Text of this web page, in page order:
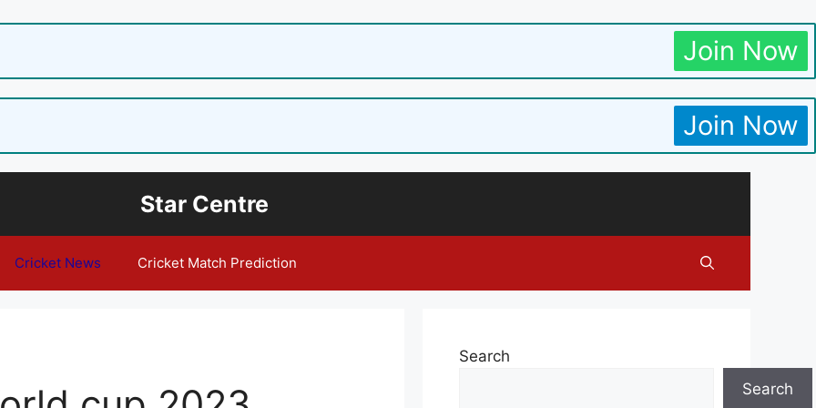
Join Now
Join Now
Star Centre
Cricket News Cricket Match Prediction
Search
Search